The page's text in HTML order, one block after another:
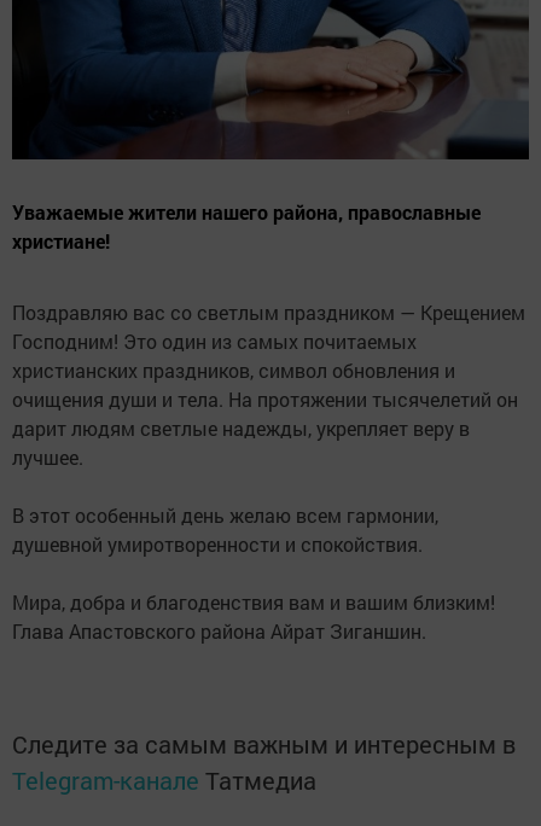
Уважаемые жители нашего района, православные
христиане!
Поздравляю вас со светлым праздником — Крещением
Господним! Это один из самых почитаемых
христианских праздников, символ обновления и
очищения души и тела. На протяжении тысячелетий он
дарит людям светлые надежды, укрепляет веру в
лучшее.
В этот особенный день желаю всем гармонии,
душевной умиротворенности и спокойствия.
Мира, добра и благоденствия вам и вашим близким!
Глава Апастовского района Айрат Зиганшин.
Следите за самым важным и интересным в
Telegram-канале Татмедиа